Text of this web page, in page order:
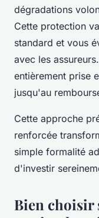
dégradations
Cette protection
standard et vous
avec les
entièrement prise
jusqu'au
Cette approche
renforcée
simple formalité
d'investir
Bien choisir